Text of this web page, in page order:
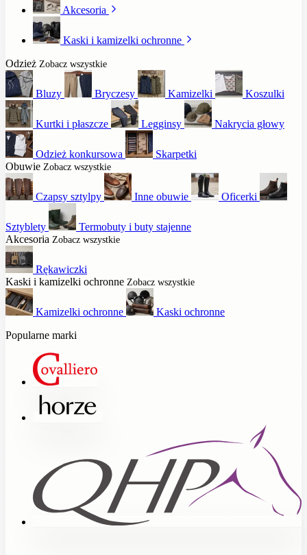
Akcesoria
Kaski i kamizelki ochronne
Odzież Zobacz wszystkie
Bluzy Bryczesy Kamizelki Koszulki
Kurtki i płaszcze Legginsy Nakrycia głowy
Odzież konkursowa
Skarpetki
Obuwie Zobacz wszystkie
Czapsy sztylpy Inne obuwie Oficerki
Sztyblety
Termobuty i buty stajenne
Akcesoria Zobacz wszystkie
Rękawiczki
Kaski i kamizelki ochronne Zobacz wszystkie
Kamizelki ochronne
Kaski ochronne
Popularne marki